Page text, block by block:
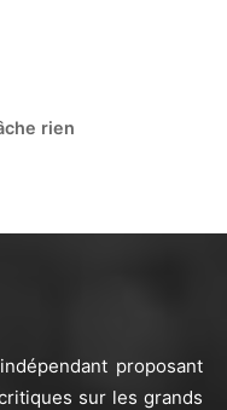
rien
proposant
sur les grands